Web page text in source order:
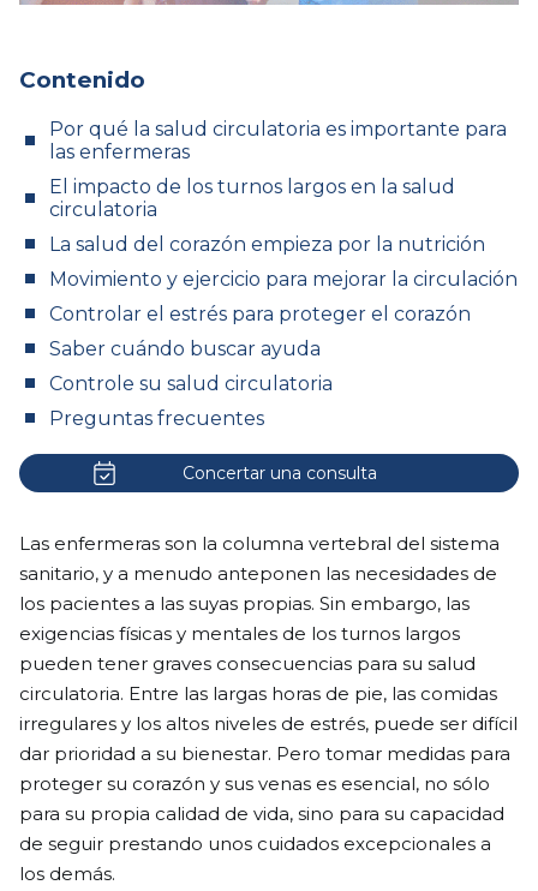
Contenido
Por qué la salud circulatoria es importante para
las enfermeras
El impacto de los turnos largos en la salud
circulatoria
La salud del corazón empieza por la nutrición
Movimiento y ejercicio para mejorar la circulación
Controlar el estrés para proteger el corazón
Saber cuándo buscar ayuda
Controle su salud circulatoria
Preguntas frecuentes
Concertar una consulta
Las enfermeras son la columna vertebral del sistema
sanitario, y a menudo anteponen las necesidades de
los pacientes a las suyas propias. Sin embargo, las
exigencias físicas y mentales de los turnos largos
pueden tener graves consecuencias para su salud
circulatoria. Entre las largas horas de pie, las comidas
irregulares y los altos niveles de estrés, puede ser difícil
dar prioridad a su bienestar. Pero tomar medidas para
proteger su corazón y sus venas es esencial, no sólo
para su propia calidad de vida, sino para su capacidad
de seguir prestando unos cuidados excepcionales a
los demás.